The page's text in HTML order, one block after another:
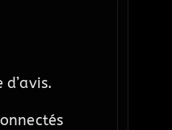
d’avis.